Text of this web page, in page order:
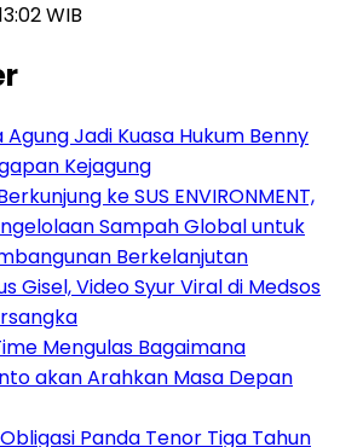
WIB
Agung Jadi Kuasa Hukum Benny
Kejagung
ke SUS ENVIRONMENT,
Sampah Global untuk
Berkelanjutan
Gisel, Video Syur Viral di Medsos
Mengulas Bagaimana
akan Arahkan Masa Depan
Panda Tenor Tiga Tahun